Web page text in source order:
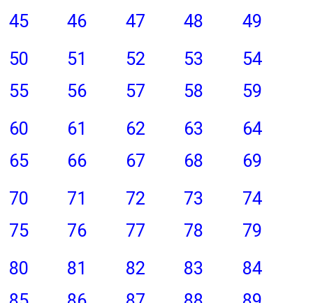
45
46 47 48
49
50
51 52 53
54
55
56 57 58
59
60
61 62 63
64
65
66 67 68
69
70
71 72 73
74
75
76 77 78
79
80
81 82 83
84